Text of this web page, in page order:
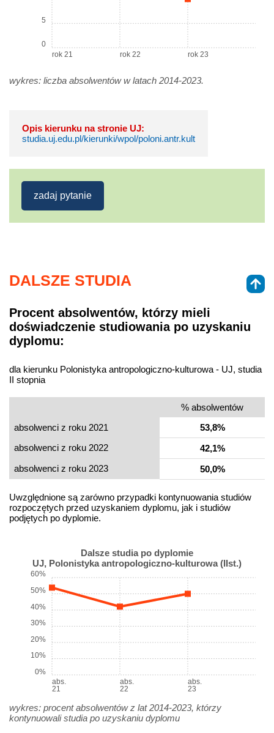
rok 21 rok 22 rok 23
0
5
wykres: liczba absolwentów w latach 2014-2023.
Opis kierunku na stronie UJ:
studia.uj.edu.pl/kierunki/wpol/poloni.antr.kult
zadaj pytanie
DALSZE STUDIA
Procent absolwentów, którzy mieli
doświadczenie studiowania po uzyskaniu
dyplomu:
dla kierunku Polonistyka antropologiczno-kulturowa - UJ, studia
II stopnia
% absolwentów
absolwenci z roku 2021
53,8%
absolwenci z roku 2022
42,1%
absolwenci z roku 2023
50,0%
Uwzględnione są zarówno przypadki kontynuowania studiów
rozpoczętych przed uzyskaniem dyplomu, jak i studiów
podjętych po dyplomie.
Dalsze studia po dyplomie
UJ, Polonistyka antropologiczno-kulturowa (IIst.)
abs.
21
abs.
22
abs.
23
0%
10%
20%
30%
40%
50%
60%
wykres: procent absolwentów z lat 2014-2023, którzy
kontynuowali studia po uzyskaniu dyplomu